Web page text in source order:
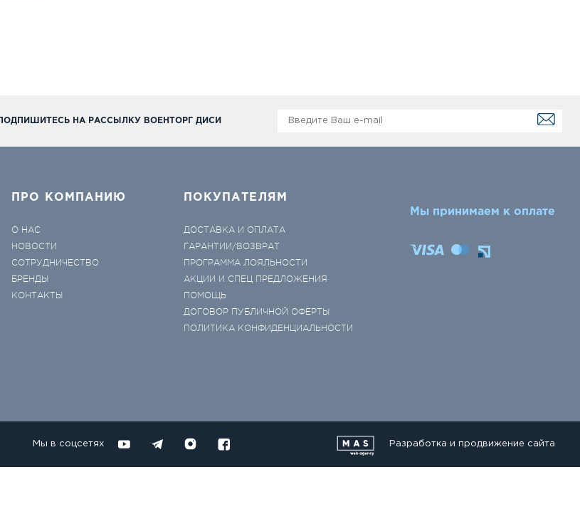
ПОДПИШИТЕСЬ НА РАССЫЛКУ ВОЕНТОРГ ДИСИ
ПРО КОМПАНИЮ
О НАС
НОВОСТИ
СОТРУДНИЧЕСТВО
БРЕНДЫ
КОНТАКТЫ
ПОКУПАТЕЛЯМ
ДОСТАВКА И ОПЛАТА
ГАРАНТИИ/ВОЗВРАТ
ПРОГРАММА ЛОЯЛЬНОСТИ
АКЦИИ И СПЕЦ ПРЕДЛОЖЕНИЯ
ПОМОЩЬ
ДОГОВОР ПУБЛИЧНОЙ ОФЕРТЫ
ПОЛИТИКА КОНФИДЕНЦИАЛЬНОСТИ
Мы принимаем к оплате
Мы в соцсетях Разработка и продвижение сайта